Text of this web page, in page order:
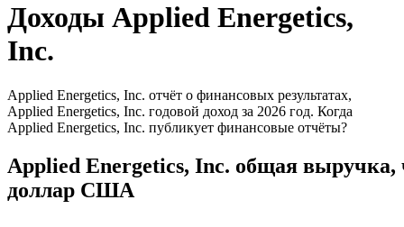
Доходы Applied Energetics,
Inc.
Applied Energetics, Inc. отчёт о финансовых результатах,
Applied Energetics, Inc. годовой доход за 2026 год. Когда
Applied Energetics, Inc. публикует финансовые отчёты?
Applied Energetics, Inc. общая выручка,
доллар США